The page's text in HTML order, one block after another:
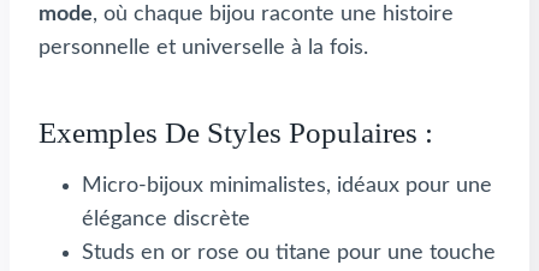
mode, où chaque bijou raconte une histoire
personnelle et universelle à la fois.
Exemples De Styles Populaires :
Micro-bijoux minimalistes, idéaux pour une
élégance discrète
Studs en or rose ou titane pour une touche